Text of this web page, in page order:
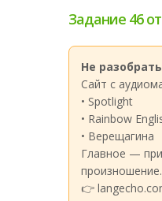
Задание 46
Не
Сайт с
• Spotlight
• Rainbow
• Верещагина
Главное —
произношение.
👉